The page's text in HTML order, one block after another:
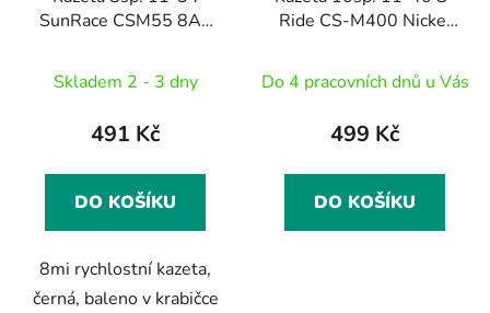
SunRace CSM55 8AV
Skladem 2 - 3 dny
491 Kč
DO KOŠÍKU
8mi rychlostní kazeta,
černá, baleno v krabičce
Ride CS-M400 Nickel
Do 4 pracovních dnů u Vás
499 Kč
DO KOŠÍKU